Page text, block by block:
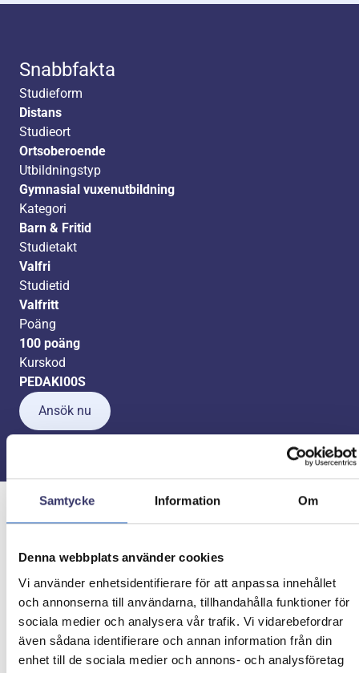
Samtycke Information Om
Denna webbplats använder cookies
Vi använder enhetsidentifierare för att anpassa innehållet
och annonserna till användarna, tillhandahålla funktioner för
sociala medier och analysera vår trafik. Vi vidarebefordrar
även sådana identifierare och annan information från din
enhet till de sociala medier och annons- och analysföretag
Snabbfakta
Studieform
Distans
Studieort
Ortsoberoende
Utbildningstyp
Gymnasial vuxenutbildning
Kategori
Barn & Fritid
Studietakt
Valfri
Studietid
Valfritt
Poäng
100 poäng
Kurskod
PEDAKI00S
Ansök nu
Den här utbildningen ges på distans via vår egen
lärplattform Exlearn. Under dagtid finns behörig lärare
tillgänglig via digitala verktyg för handledning. I vissa
fall finns det även möjlighet till handledning av behörig
lärare utanför arbetstid, exempelvis under kvällar och
helger.